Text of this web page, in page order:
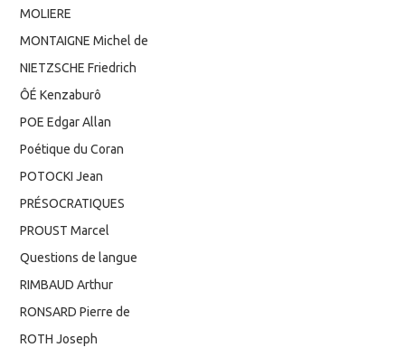
MOLIERE
MONTAIGNE Michel de
NIETZSCHE Friedrich
ÔÉ Kenzaburô
POE Edgar Allan
Poétique du Coran
POTOCKI Jean
PRÉSOCRATIQUES
PROUST Marcel
Questions de langue
RIMBAUD Arthur
RONSARD Pierre de
ROTH Joseph